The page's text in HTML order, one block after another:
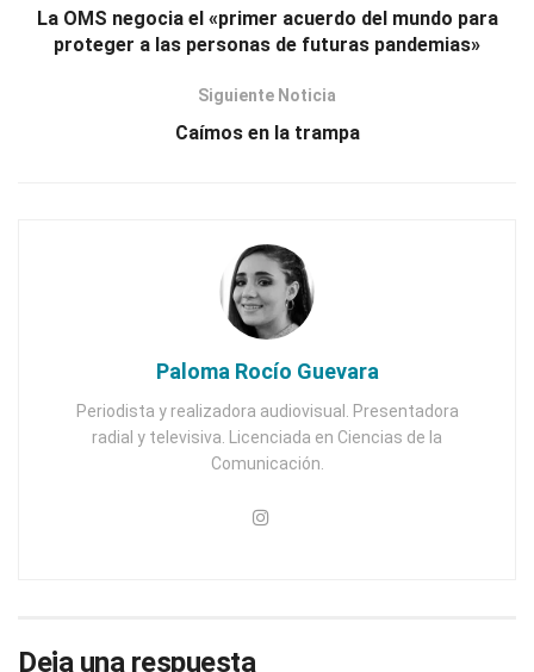
La OMS negocia el «primer acuerdo del mundo para
proteger a las personas de futuras pandemias»
Siguiente Noticia
Caímos en la trampa
Paloma Rocío Guevara
Periodista y realizadora audiovisual. Presentadora
radial y televisiva. Licenciada en Ciencias de la
Comunicación.
Deja una respuesta